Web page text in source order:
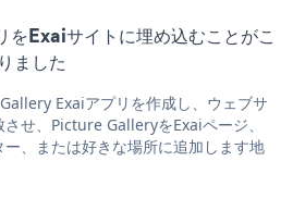
Exaiサイトに埋め込むことがこ
ました
Exaiアプリを作成し、ウェブサ
せ、Picture GalleryをExaiページ、
、または好きな場所に追加します地